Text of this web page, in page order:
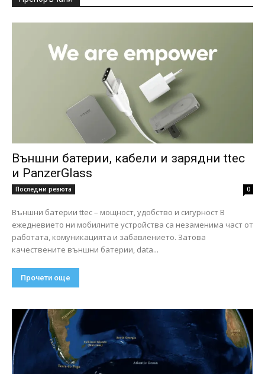
Външни батерии, кабели и зарядни ttec
и PanzerGlass
Последни ревюта 0
Външни батерии ttec – мощност, удобство и сигурност В
ежедневието ни мобилните устройства са незаменима част от
работата, комуникацията и забавлението. Затова
качествените външни батерии, data...
Прочети още